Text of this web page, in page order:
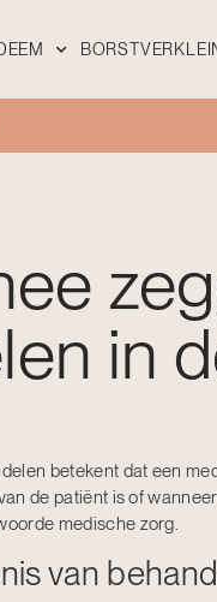
in
betekent dat een
de patiënt is of
medische zorg.
van